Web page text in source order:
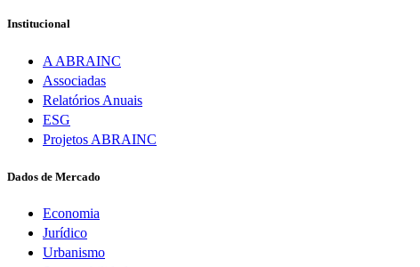
Institucional
A ABRAINC
Associadas
Relatórios Anuais
ESG
Projetos ABRAINC
Dados de Mercado
Economia
Jurídico
Urbanismo